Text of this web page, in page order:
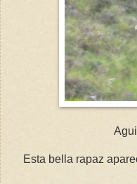
Esta bella rapaz